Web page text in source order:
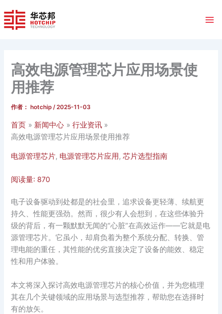
至
内
高效电源管理芯片应用场景使
用推荐
作者： hotchip/2025-11-03
首页 新闻中心
行业资讯
高效电源管理芯片应用场景使用推荐
电源管理芯片, 电源管理芯片应用,芯片选型指南
阅读量: 870
电子设备驱动到处都是的社会里，追求设备更轻薄、续航更
持久、性能更强劲。然而，很少有人会想到，在这些体验升
级的背后，有一颗默默无闻的“心脏”在高效运作——它就是电
源管理芯片。它虽小，却肩负着为整个系统分配、转换、管
理电能的重任，其性能的优劣直接决定了设备的能效、稳定
性和用户体验。
本文将深入探讨高效电源管理芯片的核心价值，并为您梳理
其在几个关键领域的应用场景与选型推荐，帮助您在选择时
有的放矢。